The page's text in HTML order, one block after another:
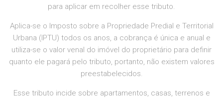
para aplicar em recolher esse tributo.
Aplica-se o Imposto sobre a Propriedade Predial e Territorial
Urbana (IPTU) todos os anos, a cobrança é única e anual e
utiliza-se o valor venal do imóvel do proprietário para definir
quanto ele pagará pelo tributo, portanto, não existem valores
preestabelecidos.
Esse tributo incide sobre apartamentos, casas, terrenos e